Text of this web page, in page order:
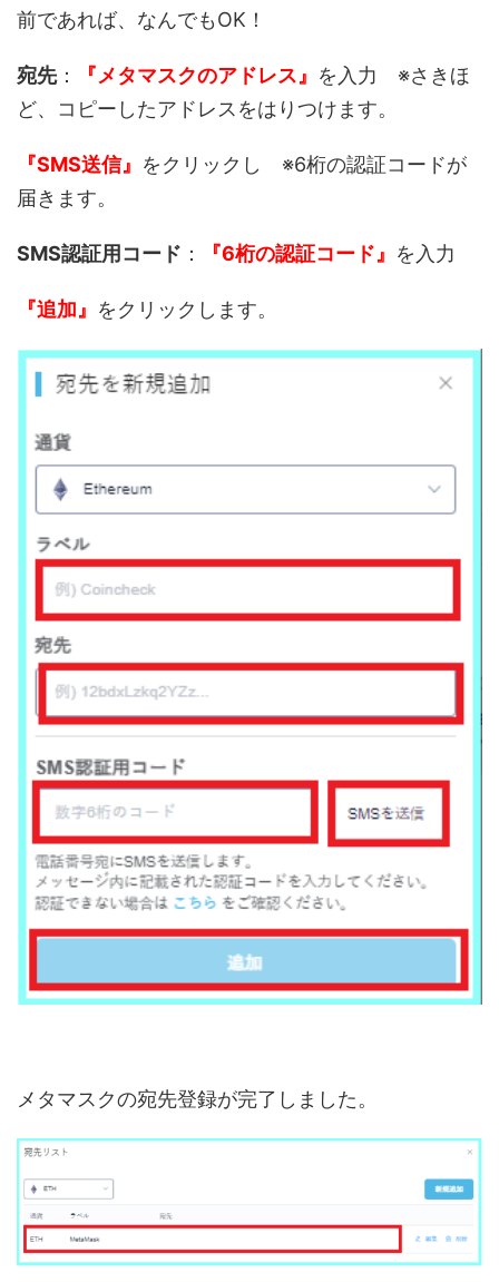
前であれば、なんでもOK！
宛先： 『メタマスクのアドレス』 を入力 ※さきほ
ど、コピーしたアドレスをはりつけます。
『SMS送信』 をクリックし ※6桁の認証コードが
届きます。
SMS認証用コード ： 『6桁の認証コード』 を入力
『追加』 をクリックします。
メタマスクの宛先登録が完了しました。